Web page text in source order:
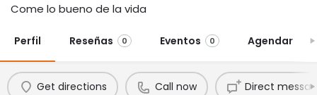
Come lo bueno de la vida
Perfil Reseñas 0 Eventos 0 Agendar
Get directions Call now Direct